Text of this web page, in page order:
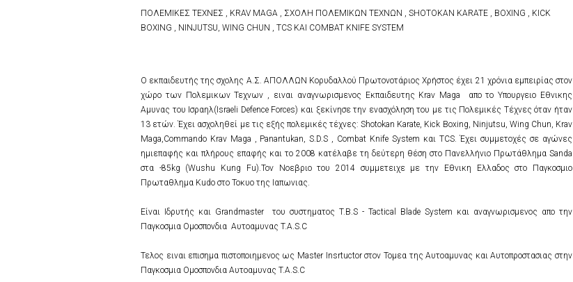
ΠΟΛΕΜΙΚΕΣ ΤΕΧΝΕΣ , KRAV MAGA , ΣΧΟΛΗ ΠΟΛΕΜΙΚΩΝ ΤΕΧΝΩΝ , SHOTOKAN KARATE , BOXING , KICK
BOXING , NINJUTSU, WING CHUN , TCS KAI COMBAT KNIFE SYSTEM
Ο εκπαιδευτής της σχολης Α.Σ. ΑΠΟΛΛΩΝ Κορυδαλλού Πρωτονοτάριος Χρήστος έχει 21 χρόνια εμπειρίας στον
χώρο των Πολεμικων Τεχνων , ειναι αναγνωρισμενος Εκπαιδευτης Krav Maga απο το Υπουργειο Εθνικης
Αμυνας του Ισραηλ(Israeli Defence Forces) και ξεκίνησε την ενασχόληση του με τις Πολεμικές Τέχνες όταν ήταν
13 ετών. Έχει ασχοληθεί με τις εξής πολεμικές τέχνες: Shotokan Karate, Kick Boxing, Ninjutsu, Wing Chun, Krav
Maga,Commando Krav Maga , Panantukan, S.D.S , Combat Knife System και TCS. Έχει συμμετοχές σε αγώνες
ημιεπαφής και πλήρους επαφής και το 2008 κατέλαβε τη δεύτερη θέση στο Πανελλήνιο Πρωτάθλημα Sanda
στα -85kg (Wushu Kung Fu).Τον Νοεβριο του 2014 συμμετειχε με την Εθνικη Ελλαδος στο Παγκοσμιο
Πρωταθλημα Kudo στο Τοκυο της Ιαπωνιας.
Eίναι Ιδρυτής και Grandmaster του συστηματος T.B.S - Tactical Blade System και αναγνωρισμενος απο την
Παγκοσμια Ομοσπονδια Αυτοαμυνας T.A.S.C
Τελος ειναι επισημα πιστοποιημενος ως Master Insrtuctor στον Τομεα της Αυτοαμυνας και Αυτοπροστασιας στην
Παγκοσμια Ομοσπονδια Αυτοαμυνας T.A.S.C